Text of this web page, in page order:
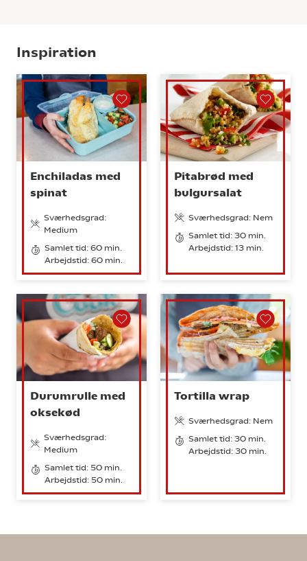
Inspiration
Enchiladas med
spinat
Sværhedsgrad:
Medium
Samlet tid: 60 min.
Arbejdstid: 60 min.
Pitabrød med
bulgursalat
Sværhedsgrad: Nem
Samlet tid: 30 min.
Arbejdstid: 13 min.
Durumrulle med
oksekød
Sværhedsgrad:
Medium
Samlet tid: 50 min.
Arbejdstid: 50 min.
Tortilla wrap
Sværhedsgrad: Nem
Samlet tid: 30 min.
Arbejdstid: 30 min.